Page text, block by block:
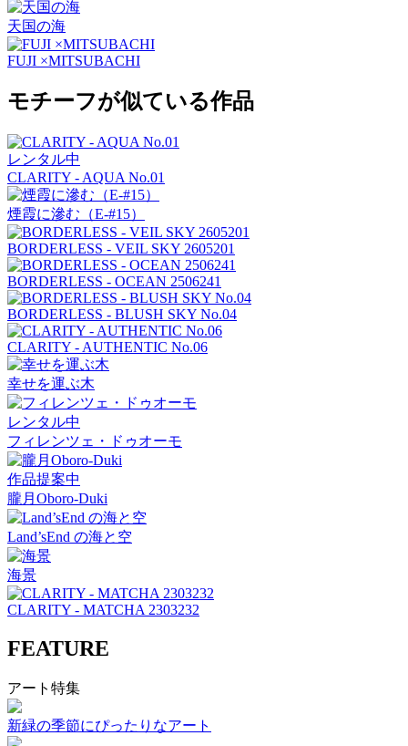
天国の海
FUJI ×MITSUBACHI
モチーフが似ている作品
レンタル中
CLARITY - AQUA No.01
煙霞に滲む（E-#15）
BORDERLESS - VEIL SKY 2605201
BORDERLESS - OCEAN 2506241
BORDERLESS - BLUSH SKY No.04
CLARITY - AUTHENTIC No.06
幸せを運ぶ木
レンタル中
フィレンツェ・ドゥオーモ
作品提案中
朧月Oboro-Duki
Land’sEnd の海と空
海景
CLARITY - MATCHA 2303232
FEATURE
アート特集
新緑の季節にぴったりなアート